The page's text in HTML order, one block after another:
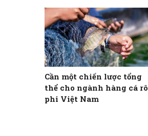
Cần một chiến lược tổng
thể cho ngành hàng cá rô
phi Việt Nam